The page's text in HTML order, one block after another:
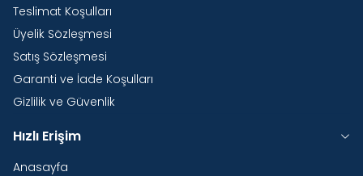
Teslimat Koşulları
Üyelik Sözleşmesi
Satış Sözleşmesi
Garanti ve İade Koşulları
Gizlilik ve Güvenlik
Hızlı Erişim
Anasayfa